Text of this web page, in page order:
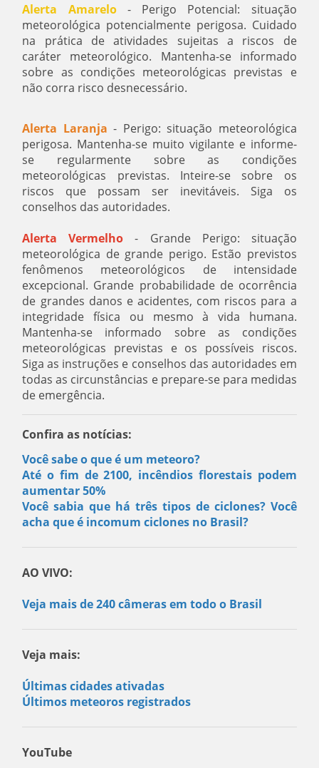
Alerta Amarelo- Perigo Potencial: situação
meteorológica potencialmente perigosa. Cuidado
na prática de atividades sujeitas a riscos de
caráter meteorológico. Mantenha-se informado
sobre as condições meteorológicas previstas e
não corra risco desnecessário.
Alerta Laranja - Perigo: situação meteorológica
perigosa. Mantenha-se muito vigilante e informe-
se regularmente sobre as condições
meteorológicas previstas. Inteire-se sobre os
riscos que possam ser inevitáveis. Siga os
conselhos das autoridades.
Alerta Vermelho - Grande Perigo: situação
meteorológica de grande perigo. Estão previstos
fenômenos meteorológicos de intensidade
excepcional. Grande probabilidade de ocorrência
de grandes danos e acidentes, com riscos para a
integridade física ou mesmo à vida humana.
Mantenha-se informado sobre as condições
meteorológicas previstas e os possíveis riscos.
Siga as instruções e conselhos das autoridades em
todas as circunstâncias e prepare-se para medidas
de emergência.
Confira as notícias:
Você sabe o que é um meteoro?
Até o fim de 2100, incêndios florestais podem
aumentar 50%
Você sabia que há três tipos de ciclones? Você
acha que é incomum ciclones no Brasil?
AO VIVO:
Veja mais de 240 câmeras em todo o Brasil
Veja mais:
Últimas cidades ativadas
Últimos meteoros registrados
YouTube